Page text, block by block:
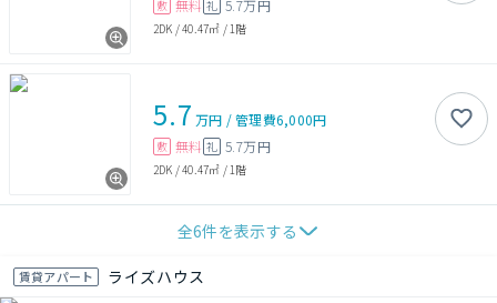
敷 無料 礼 5.7万円
2DK /40.47㎡ / 1階
5.7 万円 /管理費6,000円
敷 無料 礼 5.7万円
2DK /40.47㎡ / 1階
全6件を表示する
賃貸アパート ライズハウス